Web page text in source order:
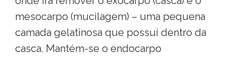
mesocarpo (mucilagem) – uma pequena
camada gelatinosa que possui dentro da
casca. Mantém-se o endocarpo